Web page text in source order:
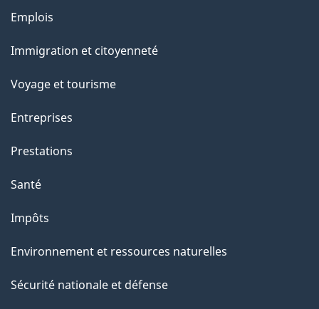
r
a
c
i
o
s
u
c
e
Thèmes
sujets
Emplois
Immigration et citoyenneté
Voyage et tourisme
Entreprises
Prestations
Santé
Impôts
Environnement et ressources naturelles
Sécurité nationale et défense